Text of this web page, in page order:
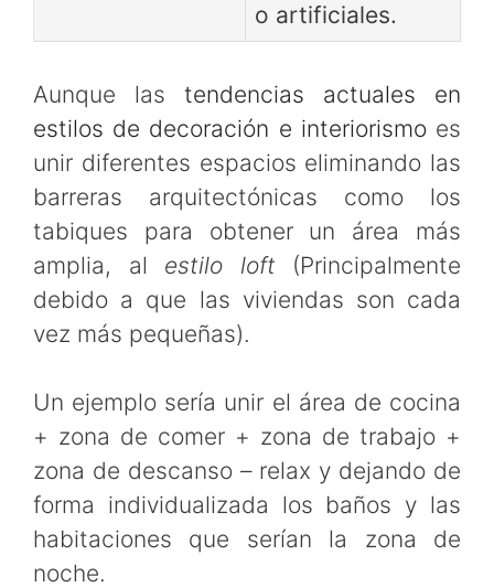
o artificiales.
Aunque las tendencias actuales en
estilos de decoración e interiorismoes
unir diferentes espacios eliminando las
barreras arquitectónicas como los
tabiques para obtener un área más
amplia, al estilo loft (Principalmente
debido a que las viviendas son cada
vez más pequeñas).
Un ejemplo sería unir el área de cocina
+ zona de comer + zona de trabajo +
zona de descanso – relax y dejando de
forma individualizada los baños y las
habitaciones que serían la zona de
noche.